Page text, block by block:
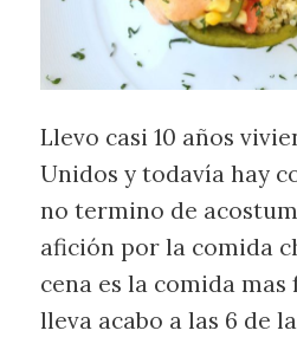
Llevo casi 10 años
Unidos y todavía hay
no termino de
afición por la comida
cena es la comida
lleva acabo a las 6 de